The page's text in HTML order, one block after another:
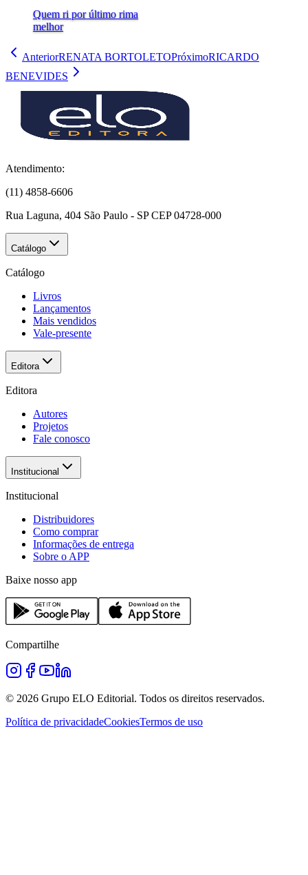
Quem ri por último rima
melhor
AnteriorRENATA BORTOLETOPróximoRICARDO
BENEVIDES
Atendimento:
(11) 4858-6606
Rua Laguna, 404 São Paulo - SP CEP 04728-000
Catálogo
Catálogo
Livros
Lançamentos
Mais vendidos
Vale-presente
Editora
Editora
Autores
Projetos
Fale conosco
Institucional
Institucional
Distribuidores
Como comprar
Informações de entrega
Sobre o APP
Baixe nosso app
Compartilhe
© 2026 Grupo ELO Editorial. Todos os direitos reservados.
Política de privacidadeCookiesTermos de uso